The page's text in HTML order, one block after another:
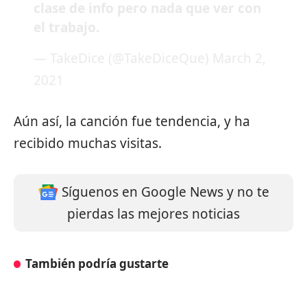
Aún así, la canción fue tendencia, y ha
recibido muchas visitas.
Síguenos en Google News y no te
pierdas las mejores noticias
También podría gustarte